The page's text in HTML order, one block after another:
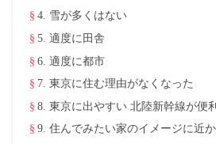
4. 雪が多くはない
5. 適度に田舎
6. 適度に都市
7. 東京に住む理由がなくなった
8. 東京に出やすい 北陸新幹線が便利
9. 住んでみたい家のイメージに近